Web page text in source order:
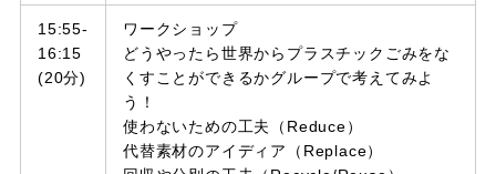
15:55-
16:15
(20分)
ワークショップ
どうやったら世界からプラスチックごみをな
くすことができるかグループで考えてみよ
う！
使わないための工夫（Reduce）
代替素材のアイディア（Replace）